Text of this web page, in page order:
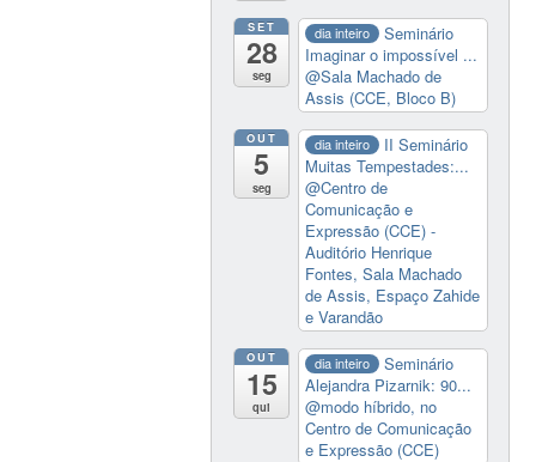
SET
28
seg
dia inteiro
Seminário
Imaginar o impossível ...
@Sala Machado de
Assis (CCE, Bloco B)
OUT
5
seg
dia inteiro
II Seminário
Muitas Tempestades:...
@Centro de
Comunicação e
Expressão (CCE) -
Auditório Henrique
Fontes, Sala Machado
de Assis, Espaço Zahide
e Varandão
OUT
15
qui
dia inteiro
Seminário
Alejandra Pizarnik: 90...
@modo híbrido, no
Centro de Comunicação
e Expressão (CCE)